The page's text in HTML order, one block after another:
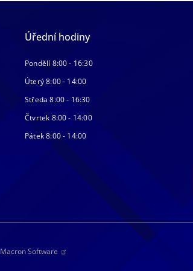
Úřední hodiny
Pondělí 8:00 - 16:30
Úterý 8:00 - 14:00
Středa 8:00 - 16:30
Čtvrtek 8:00 - 14:00
Pátek 8:00 - 14:00
Macron Software